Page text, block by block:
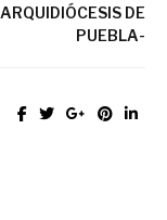
ARQUIDIÓCESIS DE
PUEBLA-